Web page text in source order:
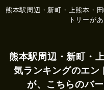
熊本駅周辺・新町・上熊本・
トリーが
熊本駅周辺・新町・
気ランキングのエン
が、こちらのバ